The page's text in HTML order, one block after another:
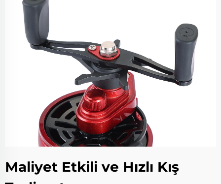
Maliyet Etkili ve Hızlı Kış